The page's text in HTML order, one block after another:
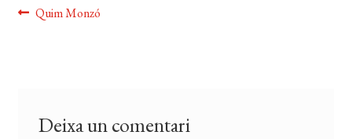
Navegació
Entrada
Quim Monzó
Deixa un comentari